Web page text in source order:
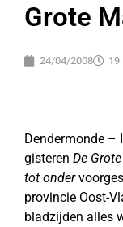
Grote
24/04/2008
Dendermonde –
gisteren De
tot onder
provincie Oost-
bladzijden alles